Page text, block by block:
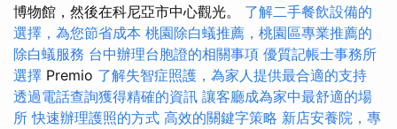
博物館，然後在科尼亞市中心觀光。 了解二手餐飲設備的
選擇，為您節省成本 桃園除白蟻推薦，桃園區專業推薦的
除白蟻服務 台中辦理台胞證的相關事項 優質記帳士事務所
選擇 Premio 了解失智症照護，為家人提供最合適的支持
透過電話查詢獲得精確的資訊 讓客廳成為家中最舒適的場
所 快速辦理護照的方式 高效的關鍵字策略 新店安養院，專